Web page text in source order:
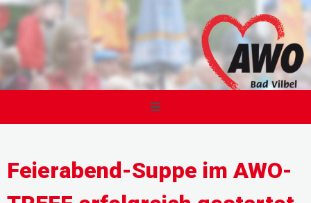
Feierabend-Suppe im AWO-